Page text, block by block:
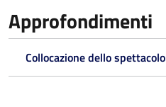
Approfondimenti
Collocazione dello spettacolo